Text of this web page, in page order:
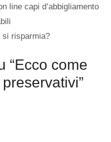
line capi d’abbigliamento
si risparmia?
“Ecco come